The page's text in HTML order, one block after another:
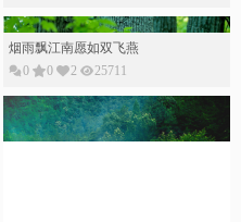
烟雨飘江南愿如双飞燕
0
0 2 25711